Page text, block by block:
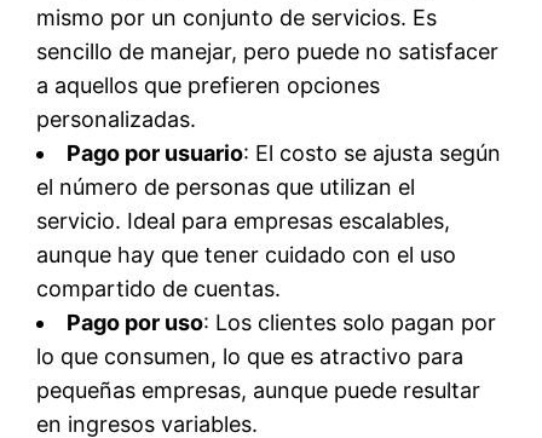
mismo por un conjunto de servicios. Es
sencillo de manejar, pero puede no satisfacer
a aquellos que prefieren opciones
personalizadas.
Pago por usuario: El costo se ajusta según
el número de personas que utilizan el
servicio. Ideal para empresas escalables,
aunque hay que tener cuidado con el uso
compartido de cuentas.
Pago por uso: Los clientes solo pagan por
lo que consumen, lo que es atractivo para
pequeñas empresas, aunque puede resultar
en ingresos variables.